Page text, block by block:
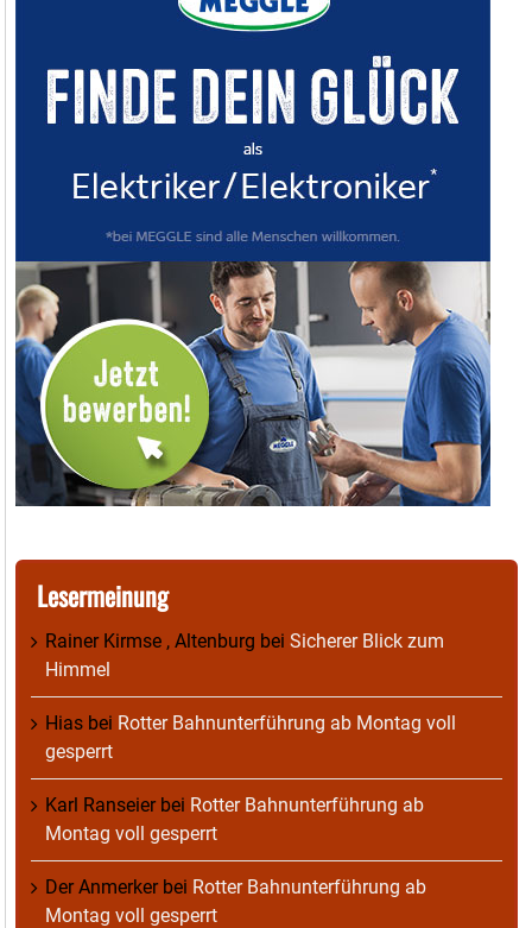
Lesermeinung
Rainer Kirmse , Altenburg bei Sicherer Blick zum
Himmel
Hias bei Rotter Bahnunterführung ab Montag voll
gesperrt
Karl Ranseierbei Rotter Bahnunterführung ab
Montag voll gesperrt
Der Anmerkerbei Rotter Bahnunterführung ab
Montag voll gesperrt